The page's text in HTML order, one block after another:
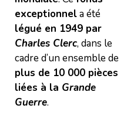
exceptionnela été
légué en 1949 par
Charles Clerc, dans le
cadre d’un ensemble de
plus de 10 000 pièces
liées à la Grande
Guerre.